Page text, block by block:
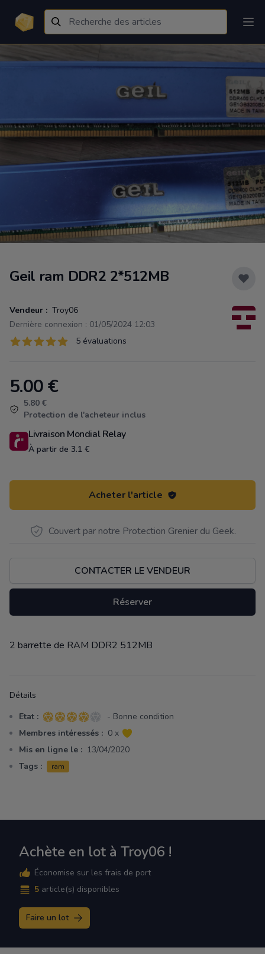
Geil ram DDR2 2*512MB
Vendeur : Troy06
Dernière connexion : 01/05/2024 12:03
Évaluations
5 sur 5 étoiles 5 évaluations
Product information
5.00€
5.80 €
Protection de l'acheteur inclus
Livraison Mondial Relay
À partir de 3.1 €
Acheter l'article
Couvert par notre Protection Grenier du Geek.
CONTACTER LE VENDEUR
Réserver
Description
2 barrette de RAM DDR2 512MB
Détails
Etat : 4 sur 5 étoiles
- Bonne condition
Membres intéressés : 0 x
Mis en ligne le : 13/04/2020
Tags :
ram
Achète en lot à Troy06 !
Économise sur les frais de port
5 article(s) disponibles
Faire un lot